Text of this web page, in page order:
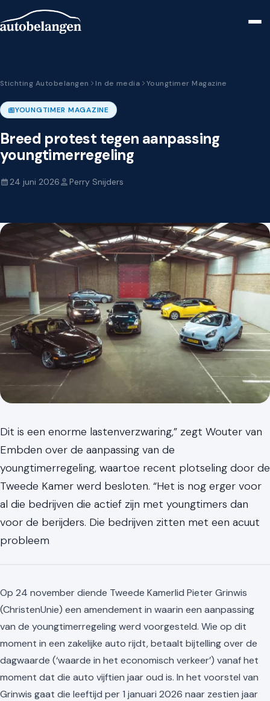
Stichting Autobelangen In de media Youngtimer Magazine
YOUNGTIMER MAGAZINE
Breed protest tegen aanpassing
youngtimerregeling
24 juni 2026 Perry Snijders
Dit is een enorme lastenverzwaring,” zegt Wouter van
Embden over de aanpassing van de
youngtimerregeling, waartoe recent plotseling door de
Tweede Kamer werd besloten. “Het is nog erger voor
al die bedrijven die actief zijn met youngtimers dan
voor de berijders. Die bedrijven zitten met een acuut
probleem
Op 24 november diende Tweede Kamerlid Pieter Grinwis
(ChristenUnie) een amendement in waarin een aanpassing
van de youngtimerregeling werd voorgesteld. Wie op dit
moment in een zakelijke auto rijdt, betaalt bijtelling over de
dagwaarde (‘waarde in het economisch verkeer’) vanaf het
moment dat die auto vijftien jaar oud is. In het voorstel van
Grinwis gaat die leeftijd per 1 januari 2026 naar zestien jaar